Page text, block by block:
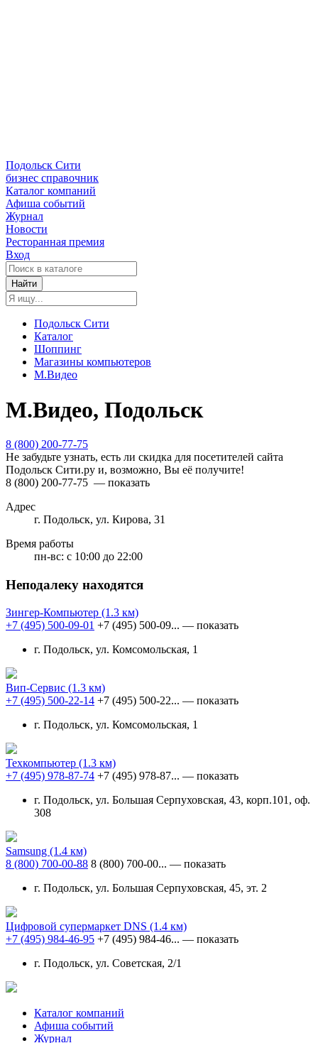
Подольск Сити
бизнес справочник
Каталог компаний
Афиша событий
Журнал
Новости
Ресторанная премия
Вход
Найти
Подольск Сити
Каталог
Шоппинг
Магазины компьютеров
М.Видео
М.Видео, Подольск
8 (800) 200-77-75
Не забудьте узнать, есть ли скидка для посетителей сайта
Подольск Сити.ру и, возможно, Вы её получите!
8 (800) 200-77-75 — показать
Адрес
г. Подольск, ул. Кирова, 31
Время работы
пн-вс: с 10:00 до 22:00
Неподалеку находятся
Зингер-Компьютер (1.3 км)
+7 (495) 500-09-01 +7 (495) 500-09... — показать
г. Подольск, ул. Комсомольская, 1
Вип-Сервис (1.3 км)
+7 (495) 500-22-14 +7 (495) 500-22... — показать
г. Подольск, ул. Комсомольская, 1
Техкомпьютер (1.3 км)
+7 (495) 978-87-74 +7 (495) 978-87... — показать
г. Подольск, ул. Большая Серпуховская, 43, корп.101, оф.
308
Samsung (1.4 км)
8 (800) 700-00-88 8 (800) 700-00... — показать
г. Подольск, ул. Большая Серпуховская, 45, эт. 2
Цифровой супермаркет DNS (1.4 км)
+7 (495) 984-46-95 +7 (495) 984-46... — показать
г. Подольск, ул. Советская, 2/1
Каталог компаний
Афиша событий
Журнал